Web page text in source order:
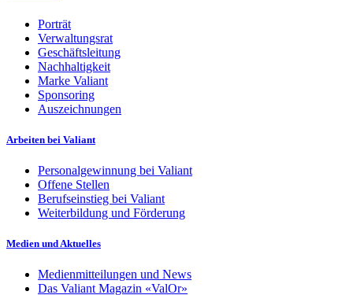
Porträt
Verwaltungsrat
Geschäftsleitung
Nachhaltigkeit
Marke Valiant
Sponsoring
Auszeichnungen
Arbeiten bei Valiant
Personalgewinnung bei Valiant
Offene Stellen
Berufseinstieg bei Valiant
Weiterbildung und Förderung
Medien und Aktuelles
Medienmitteilungen und News
Das Valiant Magazin «ValOr»